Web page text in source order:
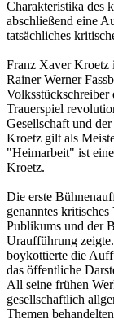
Charakteristika des
abschließend eine
tatsächliches
Franz Xaver Kroetz
Rainer Werner
Volksstückschreiber
Trauerspiel
Gesellschaft und
Kroetz gilt als
"Heimarbeit" ist
Kroetz.
Die erste
genanntes
Publikums und der
Uraufführung
boykottierte die
das öffentliche
All seine frühen
gesellschaftlich
Themen